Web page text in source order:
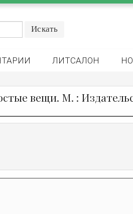
ЛИТСАЛОН
вещи. М. :